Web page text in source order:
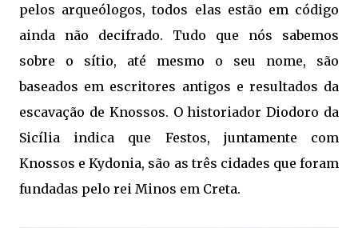
pelos arqueólogos, todos elas estão em código
ainda não decifrado. Tudo que nós sabemos
sobre o sítio, até mesmo o seu nome, são
baseados em escritores antigos e resultados da
escavação de Knossos. O historiador Diodoro da
Sicília indica que Festos, juntamente com
Knossos e Kydonia, são as três cidades que foram
fundadas pelo rei Minos em Creta.